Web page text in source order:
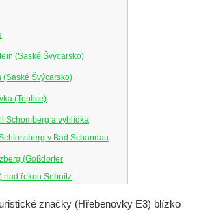
(Saské Švýcarsko)
(Saské Švýcarsko)
(Teplice)
Schomberg a vyhlídka
v Bad Schandau
(Goßdorfer
nad řekou Sebnitz
na Basteiznačky (Hřebenovky E3) blízko